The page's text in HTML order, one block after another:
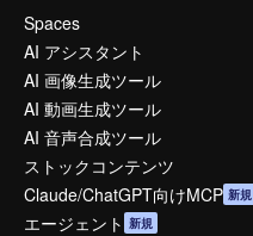
Spaces
AI アシスタント
AI 画像生成ツール
AI 動画生成ツール
AI 音声合成ツール
ストックコンテンツ
Claude/ChatGPT向けMCP 新規
エージェント 新規